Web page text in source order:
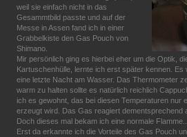
weil sie einfach nicht in das
Gesammtbild passte und auf der
Messe in Assen fand ich in einer
Grabbelkiste den Gas Pouch von
Shimano.
Mir persönlich ging es hierbei eher um die Optik,
Kartuschenhülle, lernte ich erst später kennen.
eine letzte Nacht am Wasser. Das Thermometer
warm zu halten sollte es natürlich reichlich
ich es gewohnt, das bei diesen Temperaturen nur
erzeugt wird. Das Gas reagiert dementsprechend
Doch dieses mal bekam ich eine normale Flamme...
Erst da erkannte ich die Vorteile des Gas Pouch